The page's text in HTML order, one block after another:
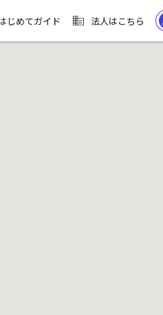
じめてガイド 法人はこちら